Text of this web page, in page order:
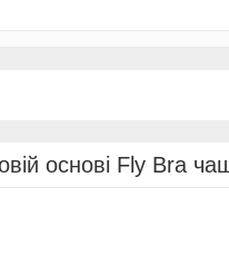
основі Fly Bra